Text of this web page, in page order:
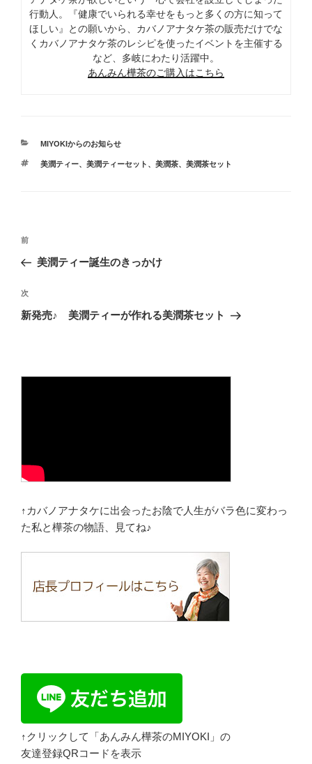
行動人。『健康でいられる幸せをもっと多くの方に知って
ほしい』との願いから、カバノアナタケ茶の販売だけでな
くカバノアナタケ茶のレシピを使ったイベントを主催する
など、多岐にわたり活躍中。
あんみん樺茶のご購入はこちら
カ
ゴ
MIYOKIからのお知らせ
タ
美潤ティー、 美潤ティーセット 、 美潤茶、 美潤茶セット
投
ナ
ビ
ゲ
前
の
稿
前
美潤ティー誕生のきっかけ
次
の
次
新発売♪ 美潤ティーが作れる美潤茶セット
↑カバノアナタケに出会ったお陰で人生がバラ色に変わっ
た私と樺茶の物語、見てね♪
↑クリックして「あんみん樺茶のMIYOKI」の
友達登録QRコードを表示